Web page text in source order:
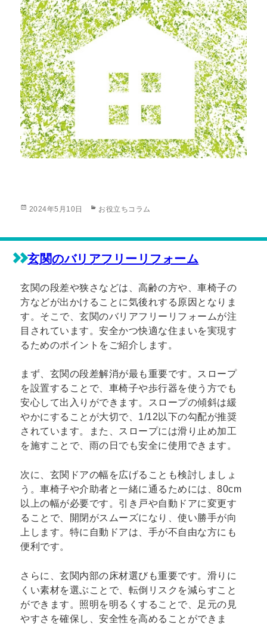
投
2024年5月10日
カ
リ
お役立ちコラム
玄関のバリアフリーリフォーム
玄関の段差や狭さなどは、高齢の方や、車椅子の
方などが出かけることに気後れする原因となりま
す。そこで、玄関のバリアフリーリフォームが注
目されています。安全かつ快適な住まいを実現す
るためのポイントをご紹介します。
まず、玄関の段差解消が最も重要です。スロープ
を設置することで、車椅子や歩行器を使う方でも
安心して出入りができます。スロープの傾斜は緩
やかにすることが大切で、1/12以下の勾配が推奨
されています。また、スロープには滑り止め加工
を施すことで、雨の日でも安全に使用できます。
次に、玄関ドアの幅を広げることも検討しましょ
う。車椅子や介助者と一緒に通るためには、80cm
以上の幅が必要です。引き戸や自動ドアに変更す
ることで、開閉がスムーズになり、使い勝手が向
上します。特に自動ドアは、手が不自由な方にも
便利です。
さらに、玄関内部の床材選びも重要です。滑りに
くい素材を選ぶことで、転倒リスクを減らすこと
ができます。照明を明るくすることで、足元の見
やすさを確保し、安全性を高めることができま